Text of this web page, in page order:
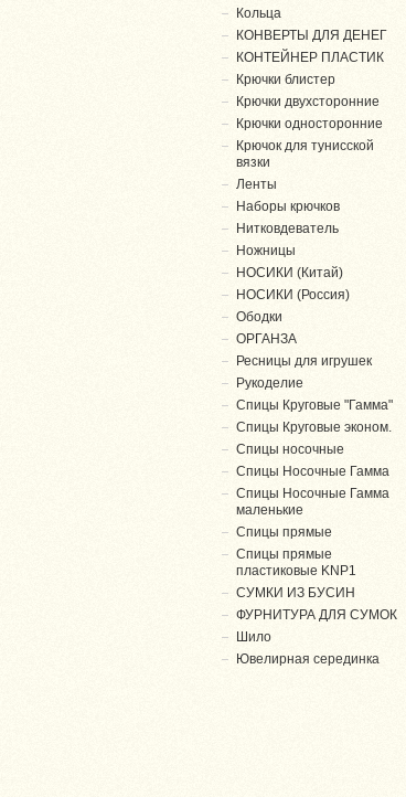
Кольца
КОНВЕРТЫ ДЛЯ ДЕНЕГ
КОНТЕЙНЕР ПЛАСТИК
Крючки блистер
Крючки двухсторонние
Крючки односторонние
Крючок для тунисской
вязки
Ленты
Наборы крючков
Нитковдеватель
Ножницы
НОСИКИ (Китай)
НОСИКИ (Россия)
Ободки
ОРГАНЗА
Ресницы для игрушек
Рукоделие
Спицы Круговые "Гамма"
Спицы Круговые эконом.
Спицы носочные
Спицы Носочные Гамма
Спицы Носочные Гамма
маленькие
Спицы прямые
Спицы прямые
пластиковые KNP1
СУМКИ ИЗ БУСИН
ФУРНИТУРА ДЛЯ СУМОК
Шило
Ювелирная серединка